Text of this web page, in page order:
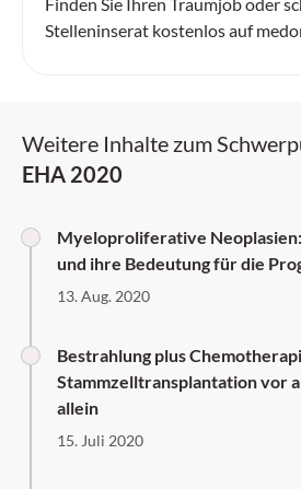
Stelleninserat kostenlos auf
Weitere Inhalte zum
EHA 2020
Myeloproliferative
und ihre Bedeutung für die
13. Aug. 2020
Bestrahlung plus
Stammzelltransplantation vor
allein
15. Juli 2020